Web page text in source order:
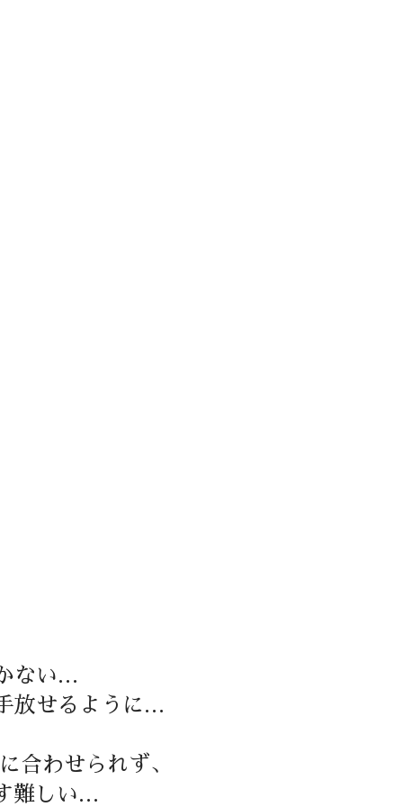
ない…
放せるように…
合わせられず、
難しい…